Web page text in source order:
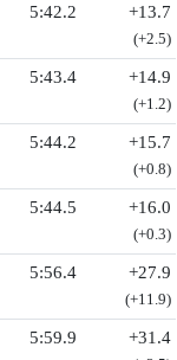
5:42.2 +13.7
(+2.5)
5:43.4 +14.9
(+1.2)
5:44.2 +15.7
(+0.8)
5:44.5 +16.0
(+0.3)
5:56.4 +27.9
(+11.9)
5:59.9 +31.4